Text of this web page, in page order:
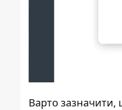
Варто зазначити,